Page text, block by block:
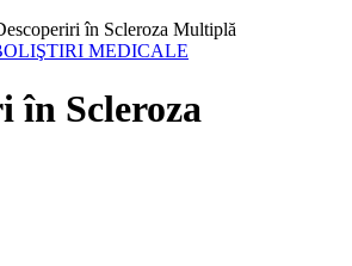
în Scleroza Multiplă
ŞTIRI MEDICALE
în Scleroza